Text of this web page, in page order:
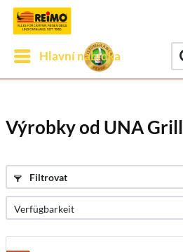
Hlavní nabídka
Výrobky od UNA Grill
Filtrovat